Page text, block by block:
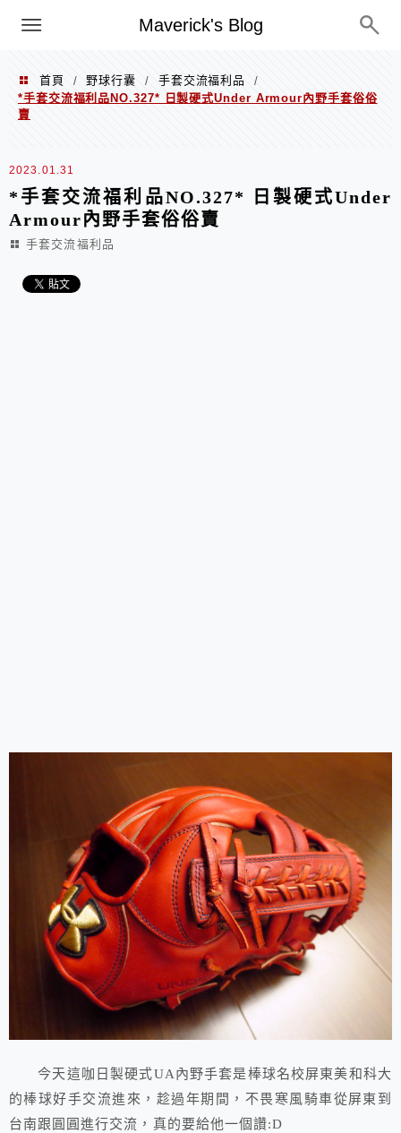
Maverick's Blog
Menu
首頁 / 野球行囊 / 手套交流福利品
/
*手套交流福利品NO.327* 日製硬式Under Armour內野手套俗俗
賣
2023.01.31
*手套交流福利品NO.327* 日製硬式Under
Armour內野手套俗俗賣
手套交流福利品
今天這咖日製硬式UA內野手套是棒球名校屏東美和科大
的棒球好手交流進來，趁過年期間，不畏寒風騎車從屏東到
台南跟圓圓進行交流，真的要給他一個讚:D